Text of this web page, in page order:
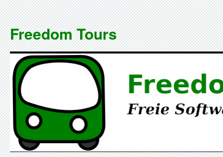
Zum
Inhalt
springen
Freedom Tours